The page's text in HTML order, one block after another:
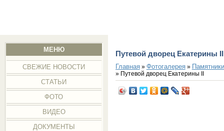
МЕНЮ
СВЕЖИЕ НОВОСТИ
СТАТЬИ
ФОТО
ВИДЕО
ДОКУМЕНТЫ
Путевой дворец Екатерины
Главная» Фотогалерея»
» Путевой дворец Екатерины II